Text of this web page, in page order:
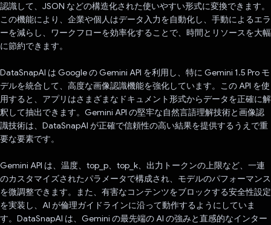
認識して、JSON などの構造化された使いやすい形式に変換できます。
この機能により、企業や個人はデータ入力を自動化し、手動によるエラ
ーを減らし、ワークフローを効率化することで、時間とリソースを大幅
に節約できます。
DataSnapAI は Google の Gemini API を利用し、特に Gemini 1.5 Pro モ
デルを統合して、高度な画像認識機能を強化しています。この API を使
用すると、アプリはさまざまなドキュメント形式からデータを正確に解
釈して抽出できます。Gemini API の堅牢な自然言語理解技術と画像認
識技術は、DataSnapAI が正確で信頼性の高い結果を提供するうえで重
要な要素です。
Gemini API は、温度、top_p、top_k、出力トークンの上限など、一連
のカスタマイズされたパラメータで構成され、モデルのパフォーマンス
を微調整できます。また、有害なコンテンツをブロックする安全性設定
を実装し、AI が倫理ガイドラインに沿って動作するようにしていま
す。DataSnapAI は、Gemini の最先端の AI の強みと直感的なインター